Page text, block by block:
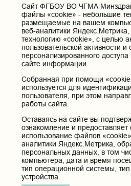
Единая коллекция цифровых
ФГБОУ ВО "Пензенский
Кафедра терапия
Контактные данные и
Федеральное государственное
государственная медицинская
здравоохранения Российской
Юридический и фактический адрес:
Горького, д. 39 «а».
Телефон приёмной ректора:
8 (3022) 35-43-24
Электронная почта:
pochta@chitgma.ru
Официальная группа «ВКонтакте»:
Cайт ФГБОУ ВО ЧГМА
файлы «cookie» - небольшие
размещаемые на вашем
веб-аналитики
технологию «cookie», с целью
пользовательской активности
персонализированного
сайте информации.
Собранная при помощи
используется для
пользователя, при этом
работы сайта.
Оставаясь на сайте вы
ознакомление и предоставляет
использование файлов
аналитики Яндекс.Метрика,
персональных данных, в том
компьютера, дата и время
тип операционной системы,
устройства.